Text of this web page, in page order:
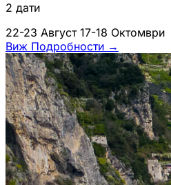
2 дати
22-23 Август 17-18 Октомври
Виж Подробности →